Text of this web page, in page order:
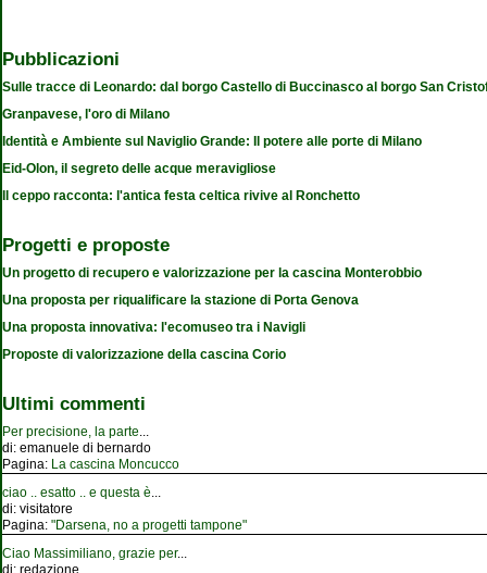
Pubblicazioni
Sulle tracce di Leonardo: dal borgo Castello di Buccinasco al borgo San
Granpavese, l'oro di Milano
Identità e Ambiente sul Naviglio Grande: Il potere alle porte di Milano
Eid-Olon, il segreto delle acque meravigliose
Il ceppo racconta: l'antica festa celtica rivive al Ronchetto
Progetti e proposte
Un progetto di recupero e valorizzazione per la cascina Monterobbio
Una proposta per riqualificare la stazione di Porta Genova
Una proposta innovativa: l'ecomuseo tra i Navigli
Proposte di valorizzazione della cascina Corio
Ultimi commenti
Per precisione, la parte...
di: emanuele di bernardo
Pagina: La cascina Moncucco
ciao .. esatto .. e questa è...
di: visitatore
Pagina: "Darsena, no a progetti tampone"
Ciao Massimiliano, grazie per...
di: redazione